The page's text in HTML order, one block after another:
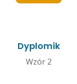
Dyplomik
Wzór 2